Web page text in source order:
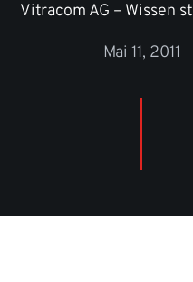
Vitracom AG – Wissen
Mai 11, 2011